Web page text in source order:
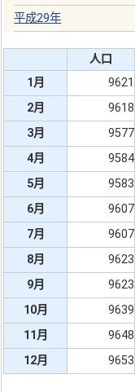
平成29年
人口
1月
9621
2月
9618
3月
9577
4月
9584
5月
9583
6月
9607
7月
9607
8月
9623
9月
9623
10月
9639
11月
9648
12月
9653